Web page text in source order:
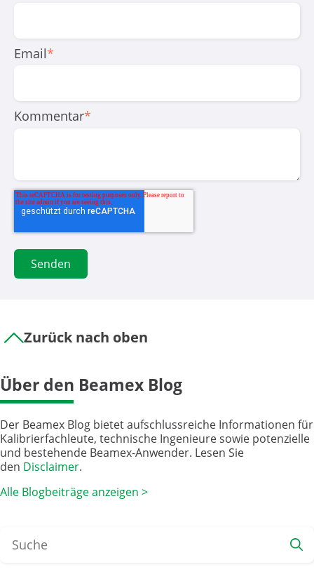
Email*
Kommentar*
Zurück nach oben
Über den Beamex Blog
Der Beamex Blog bietet aufschlussreiche Informationen für
Kalibrierfachleute, technische Ingenieure sowie potenzielle
und bestehende Beamex-Anwender. Lesen Sie
den Disclaimer.
Alle Blogbeiträge anzeigen >